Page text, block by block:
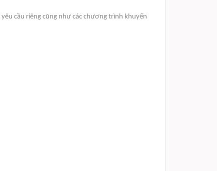
cầu riêng cũng như các chương trình khuyến